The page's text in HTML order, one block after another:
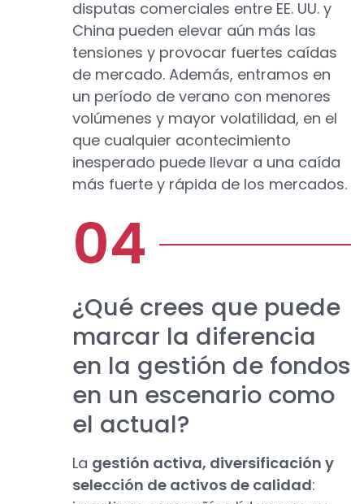
disputas comerciales entre EE. UU. y
China pueden elevar aún más las
tensiones y provocar fuertes caídas
de mercado. Además, entramos en
un período de verano con menores
volúmenes y mayor volatilidad, en el
que cualquier acontecimiento
inesperado puede llevar a una caída
más fuerte y rápida de los mercados.
¿Qué crees que puede
marcar la diferencia
en la gestión de fondos
en un escenario como
el actual?
La gestión activa, diversificación y
selección de activos de calidad: